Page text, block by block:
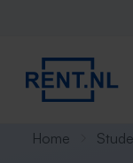
Home